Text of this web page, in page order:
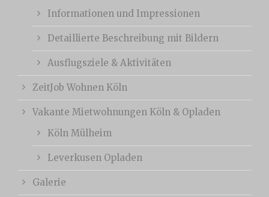
Informationen und Impressionen
Detaillierte Beschreibung mit Bildern
Ausflugsziele & Aktivitäten
ZeitJob Wohnen Köln
Vakante Mietwohnungen Köln & Opladen
Köln Mülheim
Leverkusen Opladen
Galerie